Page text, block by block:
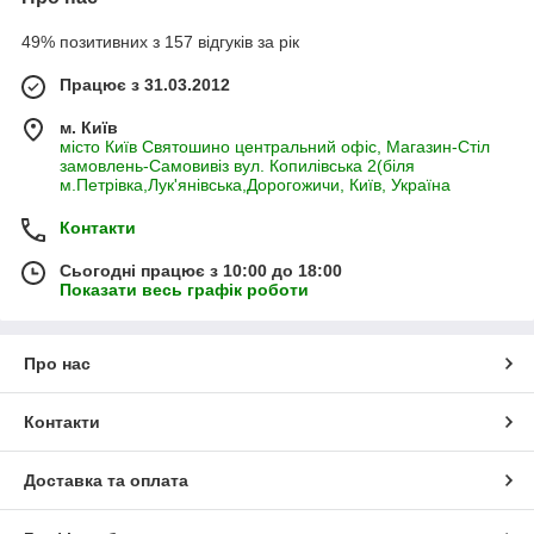
49% позитивних з 157 відгуків за рік
Працює з 31.03.2012
м. Київ
місто Київ Святошино центральний офіс, Магазин-Стіл
замовлень-Самовивіз вул. Копилівська 2(біля
м.Петрівка,Лук'янівська,Дорогожичи, Київ, Україна
Контакти
Сьогодні працює з 10:00 до 18:00
Показати весь графік роботи
Про нас
Контакти
Доставка та оплата